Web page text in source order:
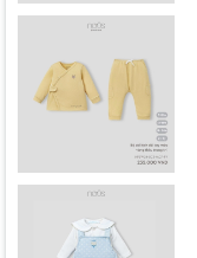
- Size M : 6-12 tháng
- Size L : 12-24 tháng
- Size XL :2- 6 tuổi